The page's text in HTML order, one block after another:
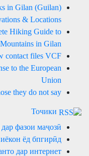
in Gilan (Guilan)
& Locations
Hiking Guide to
Mountains in Gilan
contact files VCF?
to the European
Union
they do not say!
Точики
фазои маҷозӣ
ёд бпгирӣд
дар интернет